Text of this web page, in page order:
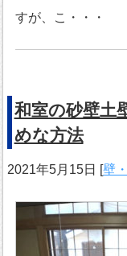
すが、こ・・・
和室の砂壁土
めな方法
2021年5月15日 [壁